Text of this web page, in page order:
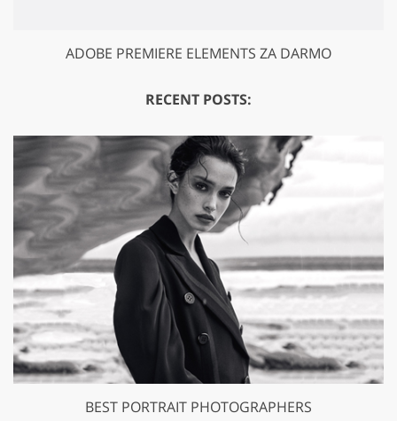
ADOBE PREMIERE ELEMENTS ZA DARMO
RECENT POSTS:
BEST PORTRAIT PHOTOGRAPHERS